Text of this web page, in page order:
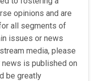
opinions and are
all segments of
issues or news
media, please
is published on
be greatly